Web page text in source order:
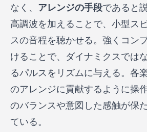
なく、 アレンジの手段であると
高調波を加えることで、小型ス
スの音程を聴かせる。強くコン
けることで、ダイナミクスでは
るパルスをリズムに与える。各
のアレンジに貢献するように操
のバランスや意図した感触が保
ている。